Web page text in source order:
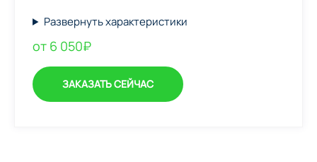
Развернуть характеристики
от 6 050₽
ЗАКАЗАТЬ СЕЙЧАС